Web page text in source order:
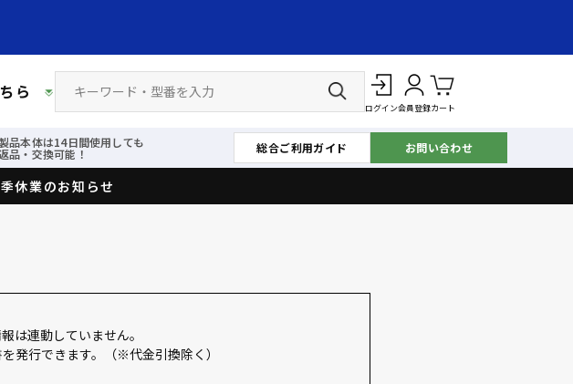
ら
ログイン会員登録カート
品本体は14日間使用しても
品・交換可能！ 総合ご利用ガイド お問い合わせ
休業のお知らせ
は連動していません。
発行できます。（※代金引換除く）